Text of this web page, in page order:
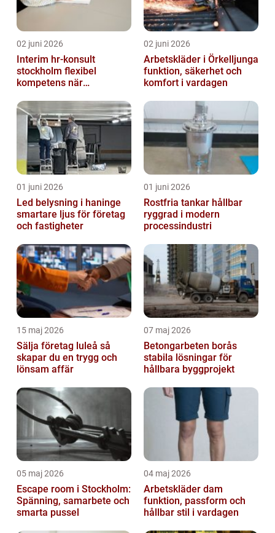
02 juni 2026
Interim hr-konsult
stockholm flexibel
kompetens när
02 juni 2026
Arbetskläder i Örkelljunga
funktion, säkerhet och
komfort i vardagen
01 juni 2026
Led belysning i haninge
smartare ljus för företag
och fastigheter
01 juni 2026
Rostfria tankar hållbar
ryggrad i modern
processindustri
15 maj 2026
Sälja företag luleå så
skapar du en trygg och
lönsam affär
07 maj 2026
Betongarbeten borås
stabila lösningar för
hållbara byggprojekt
05 maj 2026
Escape room i Stockholm:
Spänning, samarbete och
smarta pussel
04 maj 2026
Arbetskläder dam
funktion, passform och
hållbar stil i vardagen